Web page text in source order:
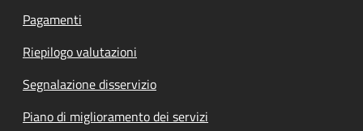
Pagamenti
Riepilogo valutazioni
Segnalazione disservizio
Piano di miglioramento dei servizi